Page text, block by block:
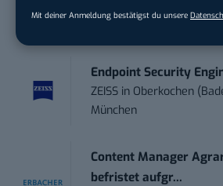
Mit deiner Anmeldung bestätigst du unsere
Heilbronn, F...
Endpoint Security
ZEISS in Oberkochen
München
Content Manager
befristet aufgr...